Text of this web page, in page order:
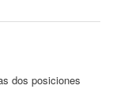
dos posiciones